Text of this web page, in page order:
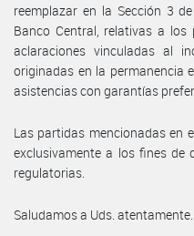
reemplazar en la Sección 3
Banco Central, relativas a los
aclaraciones vinculadas al
originadas en la permanencia
asistencias con garantías
Las partidas mencionadas en
exclusivamente a los fines de
regulatorias.
Saludamos a Uds. atentamente.